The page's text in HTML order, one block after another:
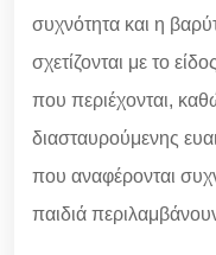
συχνότητα και η
σχετίζονται με το
που περιέχονται,
διασταυρούμενης
που αναφέρονται
παιδιά